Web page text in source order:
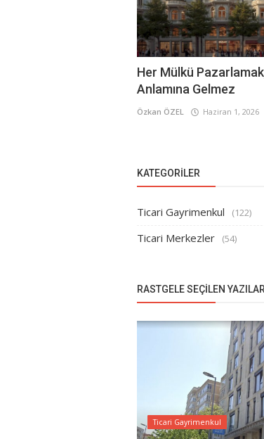
Her Mülkü
Anlamına Gelmez
Özkan ÖZEL Haziran 1, 2026
KATEGORILER
Ticari Gayrimenkul (122)
Ticari Merkezler (54)
RASTGELE SEÇILEN YAZILAR
Ticari Gayrimenkul